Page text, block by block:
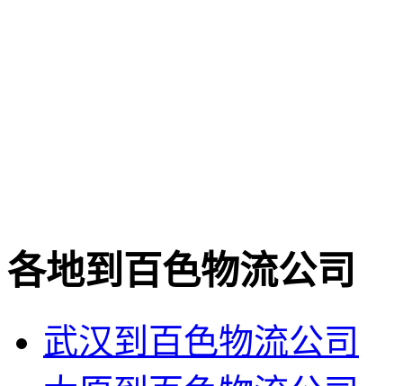
各地到百色物流公司
武汉到百色物流公司